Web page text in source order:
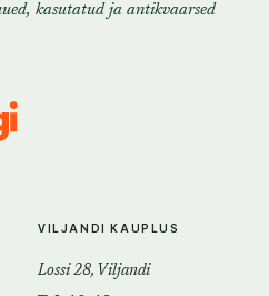
kasutatud ja antikvaarsed
VILJANDI KAUPLUS
Lossi 28, Viljandi